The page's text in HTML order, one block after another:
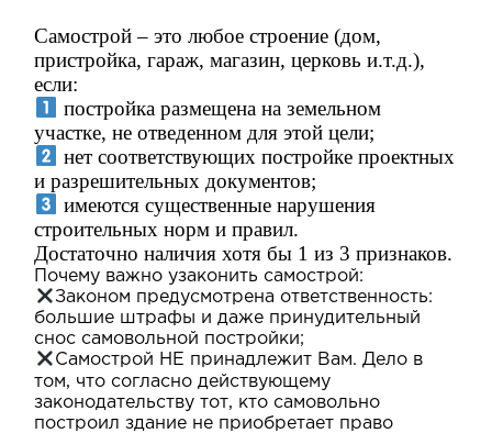
Самострой – это любое строение (дом,
пристройка, гараж, магазин, церковь и.т.д.),
если:
постройка размещена на земельном
участке, не отведенном для этой цели;
нет соответствующих постройке проектных
и разрешительных документов;
имеются существенные нарушения
строительных норм и правил.
Достаточно наличия хотя бы 1 из 3 признаков.
Почему важно узаконить самострой:
Законом предусмотрена ответственность:
большие штрафы и даже принудительный
снос самовольной постройки;
Самострой НЕ принадлежит Вам. Дело в
том, что согласно действующему
законодательству тот, кто самовольно
построил здание не приобретает право